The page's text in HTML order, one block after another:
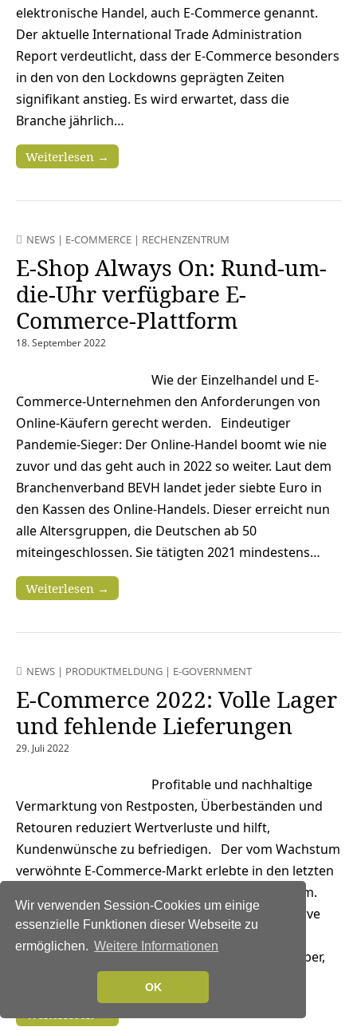
Wir verwenden Session-Cookies um einige
essenzielle Funktionen dieser Webseite zu
ermöglichen. Weitere Informationen
OK
elektronische Handel, auch E-Commerce genannt.
Der aktuelle International Trade Administration
Report verdeutlicht, dass der E-Commerce besonders
in den von den Lockdowns geprägten Zeiten
signifikant anstieg. Es wird erwartet, dass die
Branche jährlich…
Weiterlesen →
NEWS | E-COMMERCE | RECHENZENTRUM
E-Shop Always On: Rund-um-
die-Uhr verfügbare E-
Commerce-Plattform
18. September 2022
Wie der Einzelhandel und E-
Commerce-Unternehmen den Anforderungen von
Online-Käufern gerecht werden. Eindeutiger
Pandemie-Sieger: Der Online-Handel boomt wie nie
zuvor und das geht auch in 2022 so weiter. Laut dem
Branchenverband BEVH landet jeder siebte Euro in
den Kassen des Online-Handels. Dieser erreicht nun
alle Altersgruppen, die Deutschen ab 50
miteingeschlossen. Sie tätigten 2021 mindestens…
Weiterlesen →
NEWS | PRODUKTMELDUNG | E-GOVERNMENT
E-Commerce 2022: Volle Lager
und fehlende Lieferungen
29. Juli 2022
Profitable und nachhaltige
Vermarktung von Restposten, Überbeständen und
Retouren reduziert Wertverluste und hilft,
Kundenwünsche zu befriedigen. Der vom Wachstum
verwöhnte E-Commerce-Markt erlebte in den letzten
beiden Pandemiejahren einen zusätzlichen Boom.
Seit Anfang 2022 verzeichnet die Wachstumskurve
gestiegenen Preise sowie die Unsicherheit darüber,
wie sich der Krieg in der Ukraine entwickelt,…
Weiterlesen →